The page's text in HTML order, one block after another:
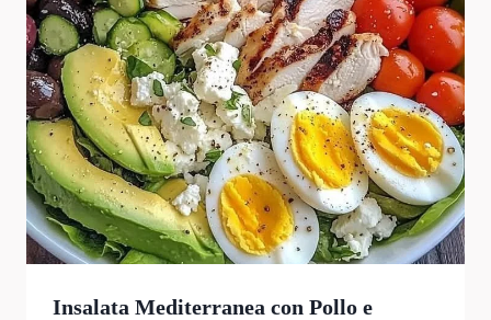
Insalata Mediterranea con Pollo e